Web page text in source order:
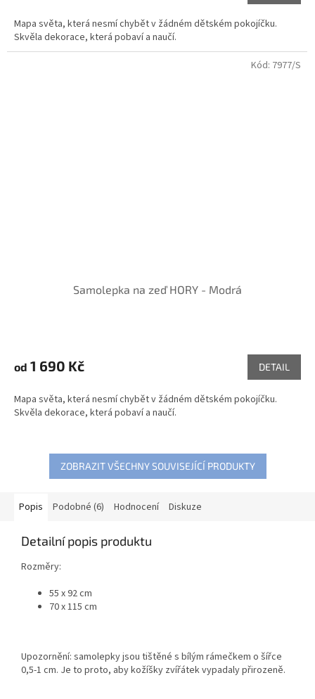
Mapa světa, která nesmí chybět v žádném dětském pokojíčku.
Skvěla dekorace, která pobaví a naučí.
Samolepka na zeď HORY - Modrá
od 1 690 Kč DETAIL
Mapa světa, která nesmí chybět v žádném dětském pokojíčku.
Skvěla dekorace, která pobaví a naučí.
Kód: 7977/S
ZOBRAZIT VŠECHNY SOUVISEJÍCÍ PRODUKTY
Popis Podobné (6) Hodnocení Diskuze
Detailní popis produktu
Rozměry:
55 x 92 cm
70 x 115 cm
Upozornění: samolepky jsou tištěné s bílým rámečkem o šířce
0,5-1 cm. Je to proto, aby kožíšky zvířátek vypadaly přirozeně.